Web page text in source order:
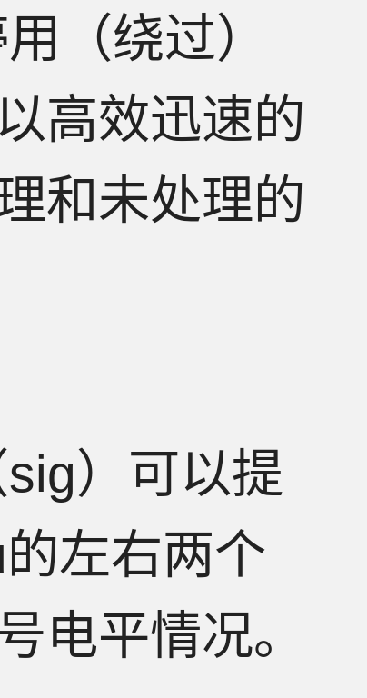
（绕过）
高效迅速的
和未处理的
）可以提
左右两个
电平情况。